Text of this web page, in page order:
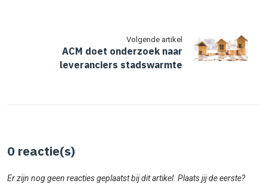
Volgende artikel
ACM doet onderzoek naar
leveranciers stadswarmte
0 reactie(s)
Er zijn nog geen reacties geplaatst bij dit artikel. Plaats jij de eerste?